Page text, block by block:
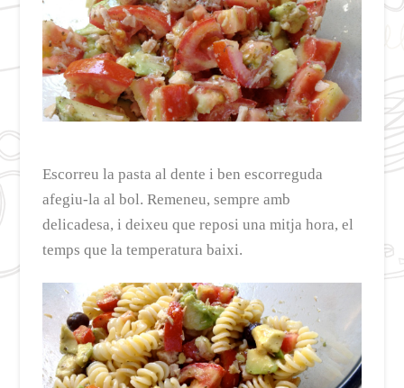
Escorreu la pasta al dente i ben escorreguda
afegiu-la al bol. Remeneu, sempre amb
delicadesa, i deixeu que reposi una mitja hora, el
temps que la temperatura baixi.